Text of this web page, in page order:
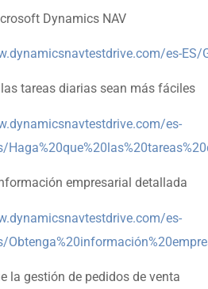
Dynamics NAV
es-ES/
tareas diarias sean más fáciles
es-
empresarial detallada
es-
la gestión de pedidos de venta